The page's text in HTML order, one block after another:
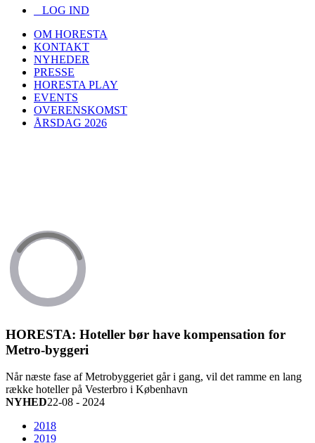
LOG IND
OM HORESTA
KONTAKT
NYHEDER
PRESSE
HORESTA PLAY
EVENTS
OVERENSKOMST
ÅRSDAG 2026
HORESTA: Hoteller bør have kompensation for
Metro-byggeri
Når næste fase af Metrobyggeriet går i gang, vil det ramme en lang
række hoteller på Vesterbro i København
NYHED22-08 - 2024
2018
2019